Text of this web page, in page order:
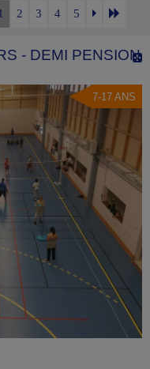
1 2 3 4 5
- DEMI PENSION
7-17 ANS